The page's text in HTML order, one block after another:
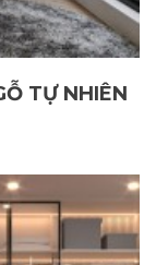
TỰ NHIÊN